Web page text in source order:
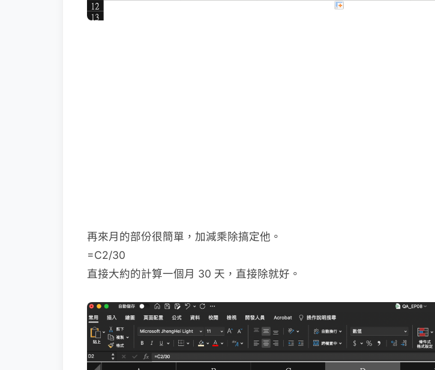
再來月的部份很簡單，加減乘除搞定他。
=C2/30
直接大約的計算一個月 30 天，直接除就好。